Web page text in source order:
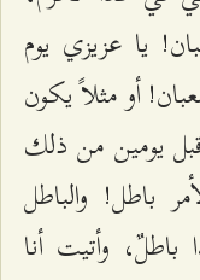
يا عزيزي يوم
أو مثلاً يكون
قبل يومين من ذلك
باطل! والباطل
وأتيت أنا